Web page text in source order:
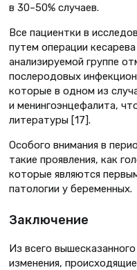
в 30–50% случаев.
Все пациентки в
путем операции
анализируемой группе
послеродовых
которые в одном из
и менингоэнцефалита,
литературы [17].
Особого внимания в
такие проявления, как
которые являются
патологии у беременных.
Заключение
Из всего
изменения,